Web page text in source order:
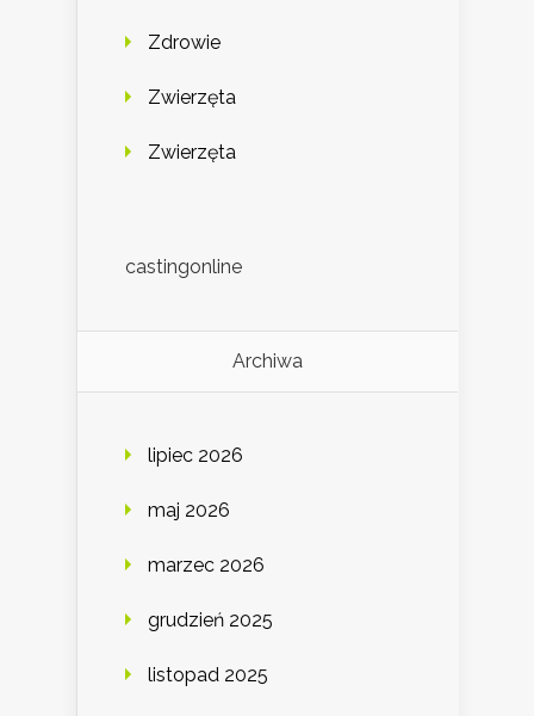
Zdrowie
Zwierzęta
Zwierzęta
castingonline
Archiwa
lipiec 2026
maj 2026
marzec 2026
grudzień 2025
listopad 2025